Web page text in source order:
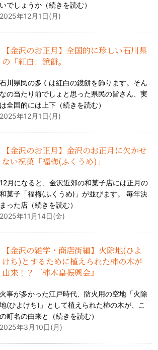
いでしょうか（続きを読む）
2025年12月1日(月)
【金沢のお正月】全国的に珍しい石川県
の「紅白」鏡餅。
石川県民の多くは紅白の鏡餅を飾ります。そん
なの当たり前でしょと思った県民の皆さん、実
は全国的には上下（続きを読む）
2025年12月1日(月)
【金沢のお正月】金沢のお正月に欠かせ
ない祝菓「福梅(ふくうめ)」
12月になると、金沢近郊の和菓子店には正月の
和菓子「福梅(ふくうめ)」が並びます。 毎年決
まった店（続きを読む）
2025年11月14日(金)
【金沢の雑学・商店街編】火除地(ひよ
けち)とするために植えられた柿の木が
由来！？『柿木畠振興会』
火事が多かった江戸時代、防火用の空地「火除
地(ひよけち)」として植えられた柿の木が、こ
の町名の由来と（続きを読む）
2025年3月10日(月)